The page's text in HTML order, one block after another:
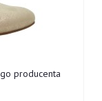
producenta